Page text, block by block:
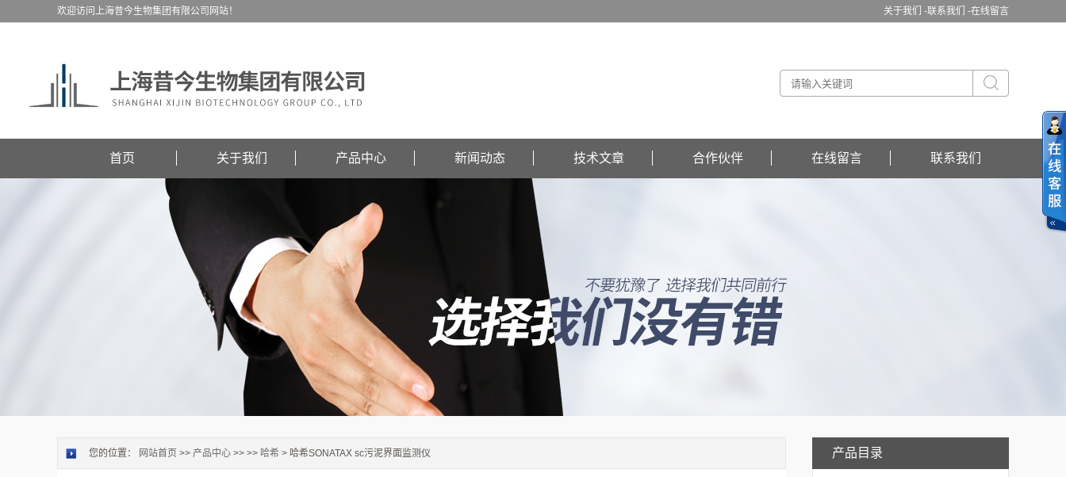
关于我们 -联系我们 -在线留言
欢迎访问上海昔今生物集团有限公司网站！
首页 关于我们 产品中心 新闻动态 技术文章 合作伙伴 在线留言 联系我们
产品目录
您的位置： 网站首页 >> 产品中心 >> >> 哈希 > 哈希SONATAX sc污泥界面监测仪